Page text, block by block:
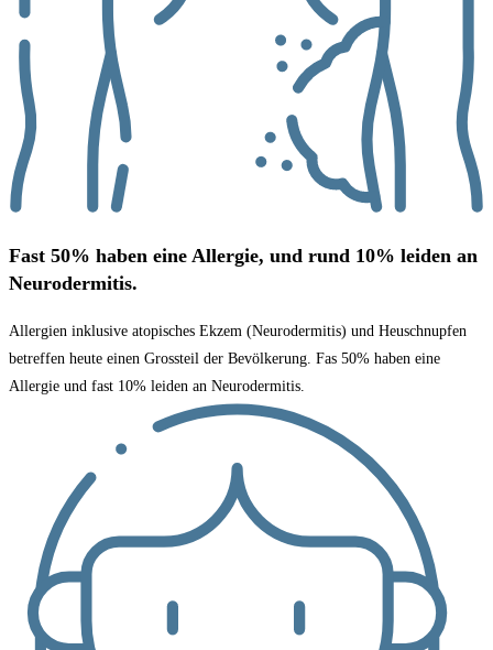
Fast 50% haben eine Allergie, und rund 10% leiden an
Neurodermitis.​
Allergien inklusive atopisches Ekzem (Neurodermitis) und Heuschnupfen
betreffen heute einen Grossteil der Bevölkerung. Fas 50% haben eine
Allergie und fast 10% leiden an Neurodermitis.